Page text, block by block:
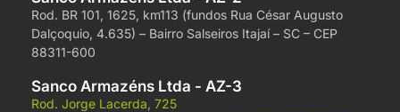
Rod. BR 101, 1625, km113 (fundos Rua César Augusto
Dalçoquio, 4.635) – Bairro Salseiros Itajaí – SC – CEP
88311-600
Sanco Armazéns Ltda - AZ-3
Rod. Jorge Lacerda, 725